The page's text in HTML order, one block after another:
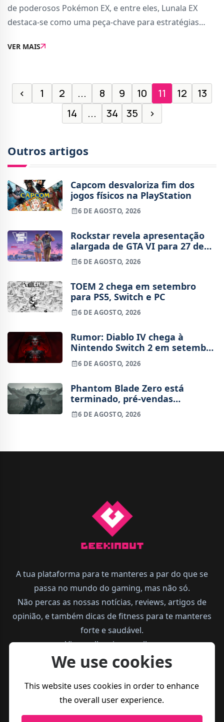
de poderosos Pokémon EX, e entre eles, Lunala EX
destaca-se como uma peça-chave para estratégias
que precisas de saber para montar um deck c
VER MAIS
‹ 1 2 ... 8 9 10 11 12
13
14
... 34 35 ›
Outros artigos
Capcom desvaloriza fim dos
jogos físicos na PlayStation
6 DE AGOSTO, 2026
Rockstar revela apresentação
alargada de GTA VI para 27 de
agosto
6 DE AGOSTO, 2026
TOEM 2 chega em setembro
para PS5, Switch e PC
6 DE AGOSTO, 2026
Rumor: Diablo IV chega à
Nintendo Switch 2 em setembro
e vai custar o preço de um jogo
novo
6 DE AGOSTO, 2026
Phantom Blade Zero está
terminado, pré-vendas
começam na próxima semana
6 DE AGOSTO, 2026
A tua plataforma para te manteres a par do que se
passa no mundo do gaming, mas não só.
Não percas as nossas notícias, reviews, artigos de
opinião, e também dicas de fitness para te manteres
forte e saudável.
Vive melhor, joga melhor.
We use cookies
This website uses cookies in order to enhance
the overall user experience.